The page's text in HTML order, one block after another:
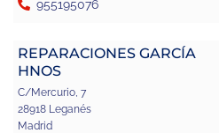
955195076
REPARACIONES GARCÍA
HNOS
C/Mercurio, 7
28918 Leganés
Madrid